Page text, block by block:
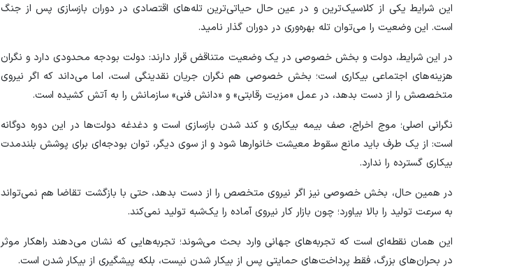
این شرایط یکی از کلاسیک‌ترین و در عین حال حیاتی‌ترین تله‌های اقتصادی در دوران بازسازی پس از جنگ
است. این وضعیت را می‌توان تله بهره‌وری در دوران گذار نامید.
در این شرایط، دولت و بخش خصوصی در یک وضعیت متناقض قرار دارند: دولت بودجه محدودی دارد و نگران
هزینه‌های اجتماعی بیکاری است؛ بخش خصوصی هم نگران جریان نقدینگی است، اما می‌داند که اگر نیروی
متخصصش را از دست بدهد، در عمل «مزیت رقابتی» و «دانش فنی» سازمانش را به آتش کشیده است.
نگرانی اصلی؛ موج اخراج، صف بیمه بیکاری و کند شدن بازسازی است و دغدغه دولت‌ها در این دوره دوگانه
است: از یک طرف باید مانع سقوط معیشت خانوار‌ها شود و از سوی دیگر، توان بودجه‌ای برای پوشش بلندمدت
بیکاری گسترده را ندارد.
در همین حال، بخش خصوصی نیز اگر نیروی متخصص را از دست بدهد، حتی با بازگشت تقاضا هم نمی‌تواند
به سرعت تولید را بالا بیاورد؛ چون بازار کار نیروی آماده را یک‌شبه تولید نمی‌کند.
این همان نقطه‌ای است که تجربه‌های جهانی وارد بحث می‌شوند؛ تجربه‌هایی که نشان می‌دهند راهکار موثر
در بحران‌های بزرگ، فقط پرداخت‌های حمایتی پس از بیکار شدن نیست، بلکه پیشگیری از بیکار شدن است.